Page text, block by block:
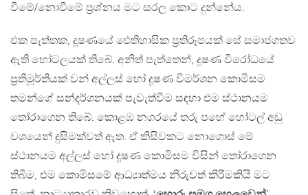
වීමේ/නොවීමේ ප‍්‍රශ්නය මට සරල කොට දුන්නේය.
එක පැත්තක, දූෂණයේ ඓතිහාසික ප‍්‍රතිරූපයක් සේ සමාජගතව
ඇති හෝටලයක් තිබේ. අනිත් පැත්තෙන්, දූෂණ විරෝධයේ
ප‍්‍රතිමූර්තියක් වන් අල්ලස් හෝ දූෂණ විමර්ශන කොමිසම
තමන්ගේ සන්දර්ශනයක් පැවැත්වීම සඳහා එම ස්ථානයම
තෝරාගෙන තිබේ. කොළඹ නගරයේ තරු පහේ හෝටල් අඩු
වශයෙන් දුසිමක්වත් ඇත. ඒ කිසිවකට නොගොස් මේ
ස්ථානයම අල්ලස් හෝ දූෂණ කොමිසම විසින් තෝරාගෙන
තිබීම, එම කොමිසමේ ආධ්‍යාත්මය නිරුවත් කිරීමකියි මට